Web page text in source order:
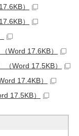
）
）
Word 17.6KB）
（Word 17.5KB）
17.4KB）
17.5KB）